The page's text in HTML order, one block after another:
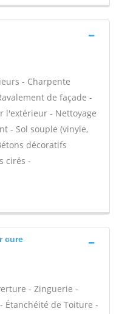
- Charpente
de façade -
l'extérieur - Nettoyage
- Sol souple (vinyle,
décoratifs
cirés -
cure
- Zinguerie -
Étanchéité de Toiture -